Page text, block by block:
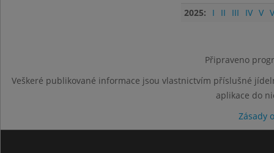
2025:
I II III IV V
Připraveno
Veškeré publikované informace jsou vlastnictvím příslušné
aplikace do
Zásady